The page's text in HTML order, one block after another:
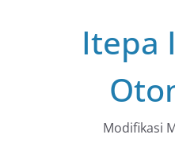
Itepa
Modifikasi